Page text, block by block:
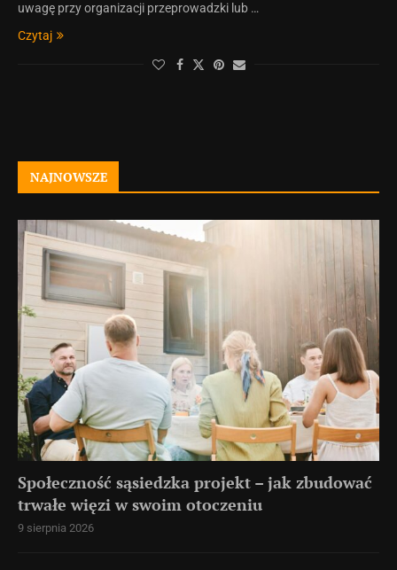
uwagę przy organizacji przeprowadzki lub …
Czytaj
NAJNOWSZE
Społeczność sąsiedzka projekt – jak zbudować
trwałe więzi w swoim otoczeniu
9 sierpnia 2026